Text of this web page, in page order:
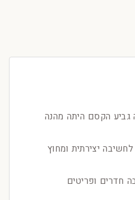
גביע הקסם היתה מהנה
יצירתית ומחוץ
חדרים ופריטים